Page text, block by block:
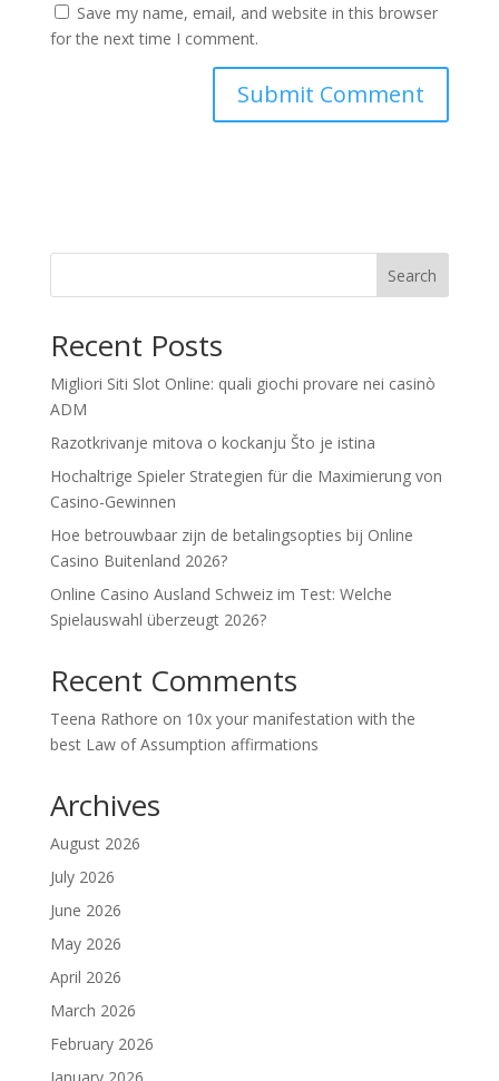
Save my name, email, and website in this browser
for the next time I comment.
Search
Recent Posts
Migliori Siti Slot Online: quali giochi provare nei casinò
ADM
Razotkrivanje mitova o kockanju Što je istina
Hochaltrige Spieler Strategien für die Maximierung von
Casino-Gewinnen
Hoe betrouwbaar zijn de betalingsopties bij Online
Casino Buitenland 2026?
Online Casino Ausland Schweiz im Test: Welche
Spielauswahl überzeugt 2026?
Recent Comments
Teena Rathore on 10x your manifestation with the
best Law of Assumption affirmations
Archives
August 2026
July 2026
June 2026
May 2026
April 2026
March 2026
February 2026